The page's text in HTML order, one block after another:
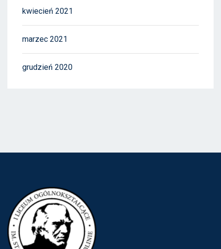
kwiecień 2021
marzec 2021
grudzień 2020